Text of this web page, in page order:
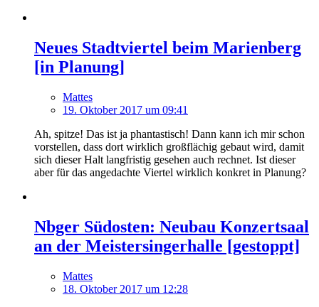
Neues Stadtviertel beim Marienberg
[in Planung]
Mattes
19. Oktober 2017 um 09:41
Ah, spitze! Das ist ja phantastisch! Dann kann ich mir schon
vorstellen, dass dort wirklich großflächig gebaut wird, damit
sich dieser Halt langfristig gesehen auch rechnet. Ist dieser
aber für das angedachte Viertel wirklich konkret in Planung?
Nbger Südosten: Neubau Konzertsaal
an der Meistersingerhalle [gestoppt]
Mattes
18. Oktober 2017 um 12:28